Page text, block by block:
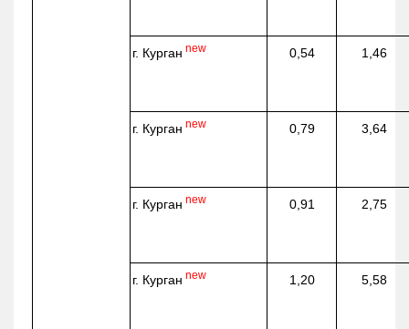
г. Курган new 0,54 1,46
г. Курган new 0,79 3,64
г. Курган new 0,91 2,75
г. Курган new 1,20 5,58